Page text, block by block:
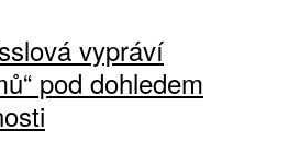
vypráví
pod dohledem